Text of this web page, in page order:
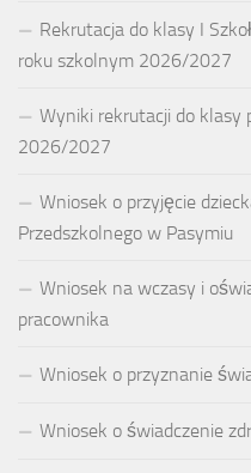
Rekrutacja do klasy I
roku szkolnym 2026/2027
Wyniki rekrutacji do klasy
2026/2027
Wniosek o przyjęcie
Przedszkolnego w Pasymiu
Wniosek na wczasy i
pracownika
Wniosek o przyznanie
Wniosek o świadczenie